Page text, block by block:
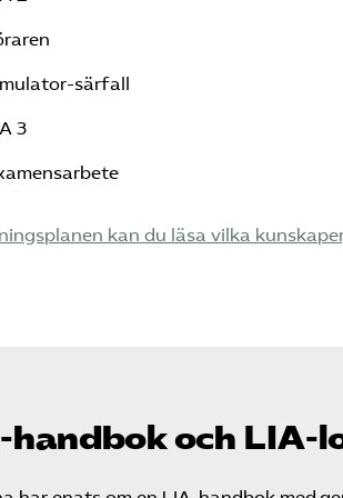
särfall
3
kan du läsa vilka
handbok och LIA-